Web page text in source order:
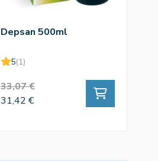
Depsan 500ml
5(1)
33,07 €
31,42 €